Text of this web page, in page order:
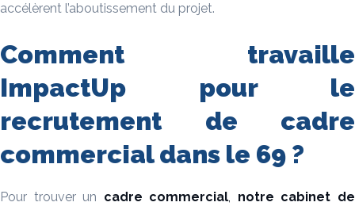
accélèrent l’aboutissement du projet.
Comment travaille
ImpactUp pour le
recrutement de cadre
commercial dans le 69 ?
Pour trouver un cadre commercial, notre cabinet de